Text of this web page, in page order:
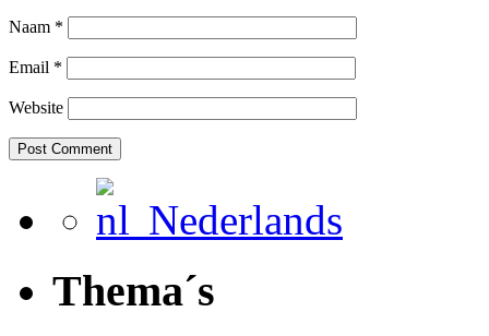
Naam *
Email *
Website
Nederlands
Thema´s